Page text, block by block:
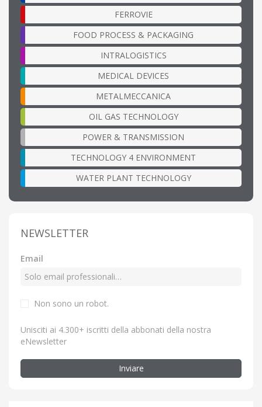
FERROVIE
FOOD PROCESS & PACKAGING
INTRALOGISTICS
MEDICAL DEVICES
METALMECCANICA
OIL GAS TECHNOLOGY
POWER & TRANSMISSION
TECHNOLOGY 4 ENVIRONMENT
WATER PLANT TECHNOLOGY
NEWSLETTER
Email
Non sono un robot.
Unisciti ai 4.300+ iscritti della abbonati della nostra
eNewsletter
Inviare